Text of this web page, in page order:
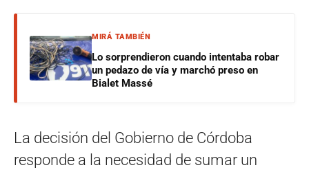
MIRÁ TAMBIÉN
Lo sorprendieron cuando intentaba robar
un pedazo de vía y marchó preso en
Bialet Massé
La decisión del Gobierno de Córdoba
responde a la necesidad de sumar un